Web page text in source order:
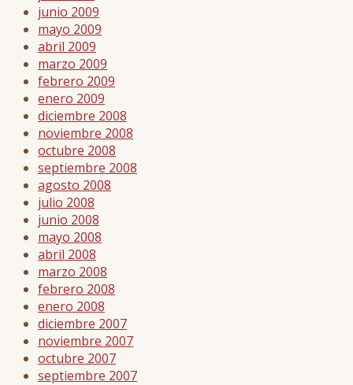
junio 2009
mayo 2009
abril 2009
marzo 2009
febrero 2009
enero 2009
diciembre 2008
noviembre 2008
octubre 2008
septiembre 2008
agosto 2008
julio 2008
junio 2008
mayo 2008
abril 2008
marzo 2008
febrero 2008
enero 2008
diciembre 2007
noviembre 2007
octubre 2007
septiembre 2007